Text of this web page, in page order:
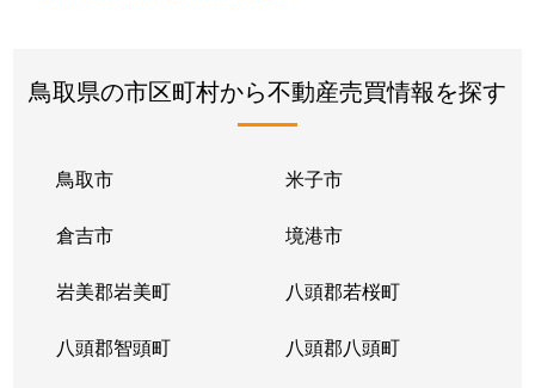
鳥取県の市区町村から不動産売買情報を探す
鳥取市 米子市
倉吉市 境港市
岩美郡岩美町 八頭郡若桜町
八頭郡智頭町 八頭郡八頭町